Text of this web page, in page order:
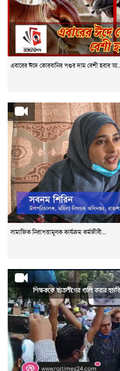
এবারের ঈদে কোরবানির পশুর দাম বেশী হবার
সামাজিক নিরাপত্তামূলক কার্যক্রম কর্মজীবী...